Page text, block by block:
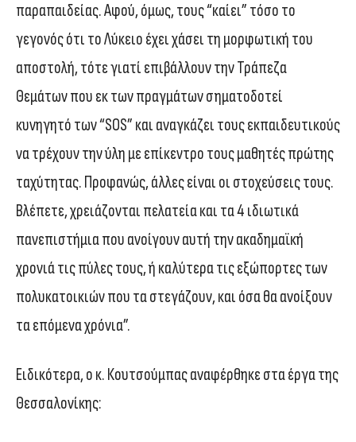
παραπαιδείας. Αφού, όμως, τους “καίει” τόσο το
γεγονός ότι το Λύκειο έχει χάσει τη μορφωτική του
αποστολή, τότε γιατί επιβάλλουν την Τράπεζα
Θεμάτων που εκ των πραγμάτων σηματοδοτεί
κυνηγητό των “SOS” και αναγκάζει τους εκπαιδευτικούς
να τρέχουν την ύλη με επίκεντρο τους μαθητές πρώτης
ταχύτητας. Προφανώς, άλλες είναι οι στοχεύσεις τους.
Βλέπετε, χρειάζονται πελατεία και τα 4 ιδιωτικά
πανεπιστήμια που ανοίγουν αυτή την ακαδημαϊκή
χρονιά τις πύλες τους, ή καλύτερα τις εξώπορτες των
πολυκατοικιών που τα στεγάζουν, και όσα θα ανοίξουν
τα επόμενα χρόνια”.
Ειδικότερα, ο κ. Κουτσούμπας αναφέρθηκε στα έργα της
Θεσσαλονίκης: